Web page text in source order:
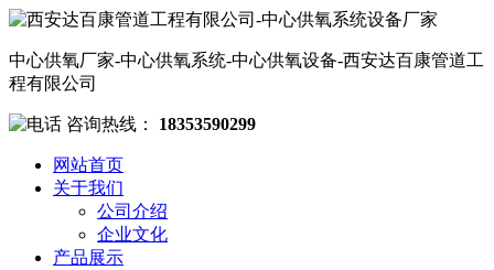
中心供氧厂家-中心供氧系统-中心供氧设备-西安达百康管道工
程有限公司
咨询热线： 18353590299
网站首页
关于我们
公司介绍
企业文化
产品展示